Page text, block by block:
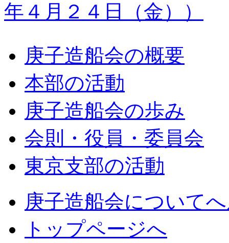
年４月２４日（金））
庚子造船会の概要
本部の活動
庚子造船会の歩み
会則・役員・委員会
東京支部の活動
庚子造船会について
トップページへ